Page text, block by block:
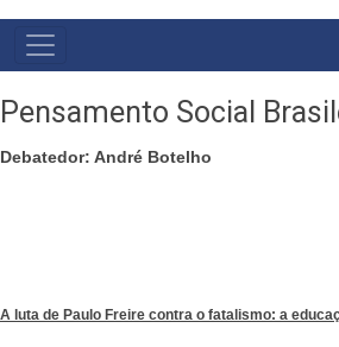
MENU
PRIMÁRIO
Pensamento Social
Debatedor: André Botelho
A luta de Paulo Freire contra o fatalismo: a